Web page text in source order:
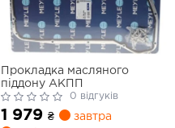
Прокладка масляного
піддону АКПП
0 відгуків
1 979 ₴
завтра